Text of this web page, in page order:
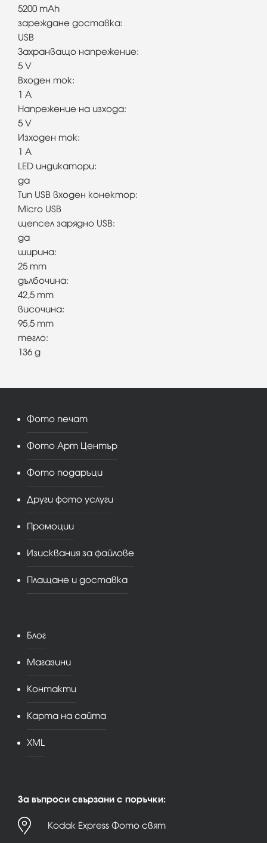
5200 mAh
зареждане доставка:
USB
Захранващо напрежение:
5 V
Входен ток:
1 A
Напрежение на изхода:
5 V
Изходен ток:
1 A
LED индикатори:
да
Тип USB входен конектор:
Micro USB
щепсел зарядно USB:
да
ширина:
25 mm
дълбочина:
42,5 mm
височина:
95,5 mm
тегло:
136 g
Фото печат
Фото Арт Център
Фото подаръци
Други фото услуги
Промоции
Изисквания за файлове
Плащане и доставка
Блог
Магазини
Контакти
Карта на сайта
XML
За въпроси свързани с поръчки:
Kodak Express Фото свят